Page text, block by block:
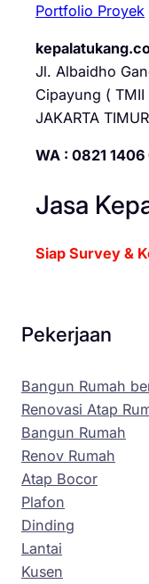
Portfolio Proyek
Jl. Albaidho
Cipayung ( TMII
JAKARTA
WA : 0821
Jasa
Siap Survey &
Pekerjaan
Bangun Rumah
Renovasi Atap
Bangun Rumah
Renov Rumah
Atap Bocor
Plafon
Dinding
Lantai
Kusen